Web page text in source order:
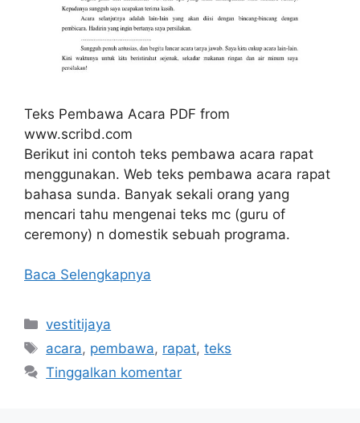
Teks Pembawa Acara PDF from
www.scribd.com
Berikut ini contoh teks pembawa acara rapat
menggunakan. Web teks pembawa acara rapat
bahasa sunda. Banyak sekali orang yang
mencari tahu mengenai teks mc (guru of
ceremony) n domestik sebuah programa.
Baca Selengkapnya
Kategori
vestitijaya
Tag
acara, pembawa, rapat,teks
Tinggalkan komentar